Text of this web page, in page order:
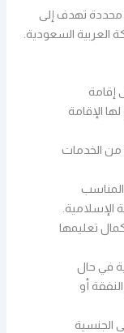
محددة تهدف إلى
العربية السعودية.
إقامة
الإقامة
من الخدمات
المناسب
الإسلامية.
تعليمها
في حال
أو
الجنسية